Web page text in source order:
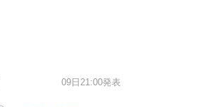
09日21:00発表